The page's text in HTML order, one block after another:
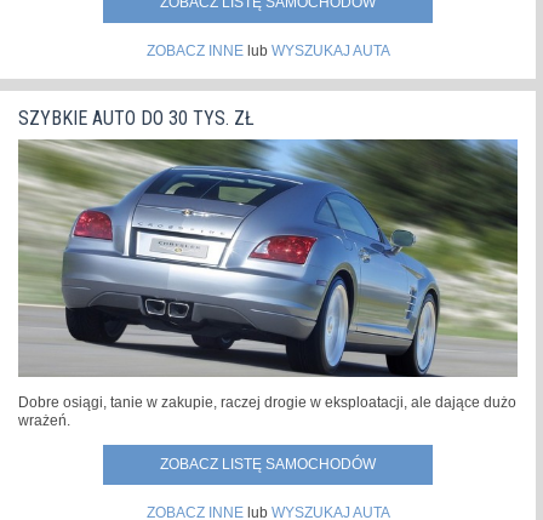
ZOBACZ INNElub WYSZUKAJ AUTA
SZYBKIE AUTO DO 30 TYS. ZŁ
Dobre osiągi, tanie w zakupie, raczej drogie w eksploatacji, ale dające dużo
wrażeń.
ZOBACZ LISTĘ SAMOCHODÓW
ZOBACZ INNElub WYSZUKAJ AUTA